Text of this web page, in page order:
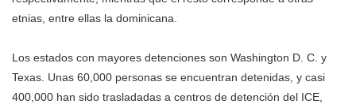
etnias, entre ellas la dominicana.
Los estados con mayores detenciones son Washington D. C. y
Texas. Unas 60,000 personas se encuentran detenidas, y casi
400,000 han sido trasladadas a centros de detención del ICE,